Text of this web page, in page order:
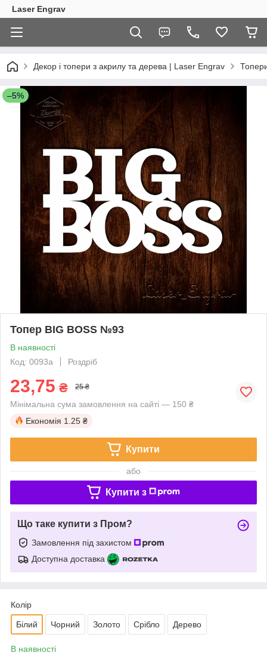
Laser Engrav
Декор і топери з акрилу та дерева | Laser Engrav
–5%
Топер BIG BOSS №93
В наявності
Код: 0093a
Роздріб
23,75 ₴ 25 ₴
Мінімальна сума замовлення на сайті — 150 ₴
Економія 1.25 ₴
Купити
або
Купити з
Що таке купити з Пром?
Замовлення під захистом
Доступна доставка
Колір
Білий Чорний Золото Срібло Дерево
В наявності